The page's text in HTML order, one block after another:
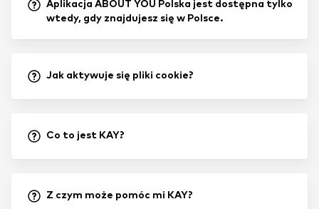
Aplikacja ABOUT YOU Polska jest dostępna tylko
wtedy, gdy znajdujesz się w Polsce.
Jak aktywuje się pliki cookie?
Co to jest KAY?
Z czym może pomóc mi KAY?